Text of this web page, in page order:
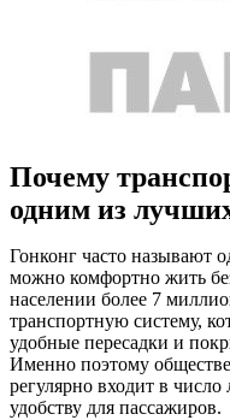
Почему
одним из
Гонконг часто называют
можно комфортно жить
населении более 7
транспортную систему,
удобные пересадки и
Именно поэтому
регулярно входит в
удобству для пассажиров.